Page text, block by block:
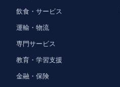
飲食・サービス
運輸・物流
専門サービス
教育・学習支援
金融・保険